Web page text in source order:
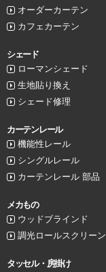
オーダーカーテン
カフェカーテン
シェード
ローマンシェード
生地貼り換え
シェード修理
カーテンレール
機能性レール
シングルレール
カーテンレール 部品
メカもの
ウッドブラインド
調光ロールスクリーン
タッセル・房掛け